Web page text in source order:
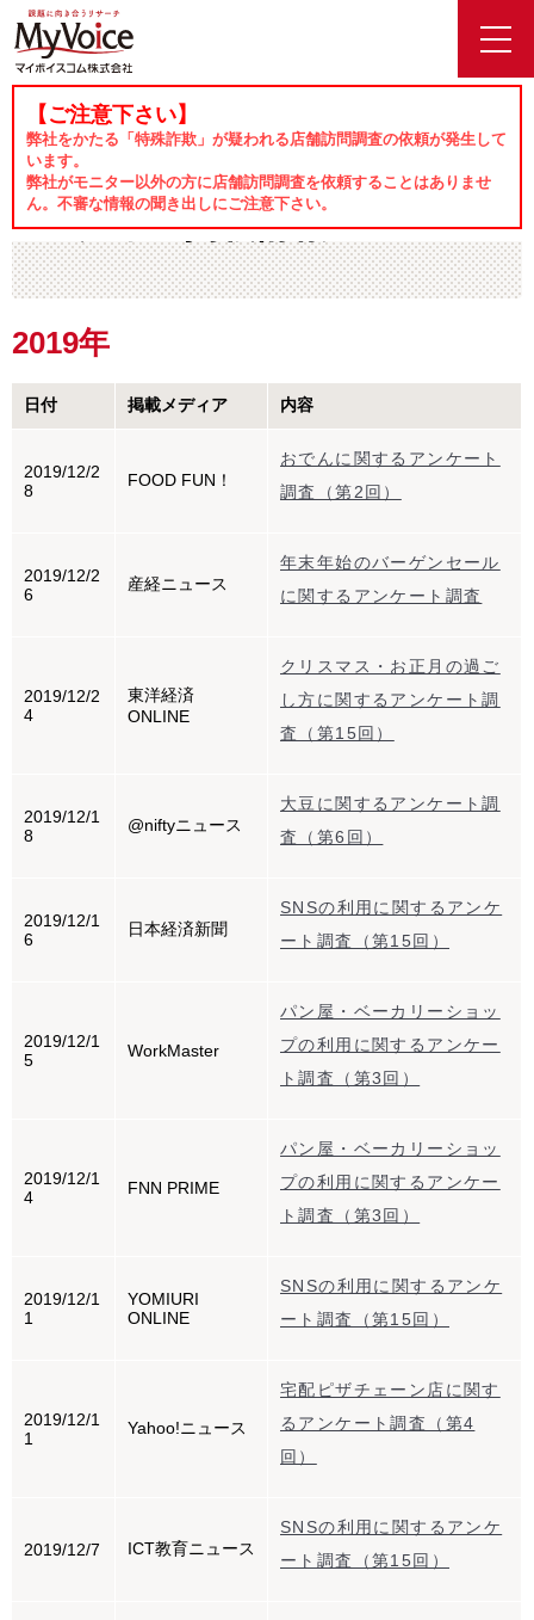
【ご注意下さい】
弊社をかたる「特殊詐欺」が疑われる店舗訪問調査の依頼が発生して
います。
弊社がモニター以外の方に店舗訪問調査を依頼することはありませ
ん。不審な情報の聞き出しにご注意下さい。
ホーム メディア掲載情報
メディア掲載情報
2019年
日付 掲載メディア 内容
2019/12/2
8
FOOD FUN！
おでんに関するアンケート
調査（第2回）
2019/12/2
6
産経ニュース
年末年始のバーゲンセール
に関するアンケート調査
2019/12/2
4
東洋経済
ONLINE
クリスマス・お正月の過ご
し方に関するアンケート調
査（第15回）
2019/12/1
8
@niftyニュース
大豆に関するアンケート調
査（第6回）
2019/12/1
6
日本経済新聞
SNSの利用に関するアンケ
ート調査（第15回）
2019/12/1
5
WorkMaster
パン屋・ベーカリーショッ
プの利用に関するアンケー
ト調査（第3回）
2019/12/1
4
FNN PRIME
パン屋・ベーカリーショッ
プの利用に関するアンケー
ト調査（第3回）
2019/12/1
1
YOMIURI
ONLINE
SNSの利用に関するアンケ
ート調査（第15回）
2019/12/1
1
Yahoo!ニュース
宅配ピザチェーン店に関す
るアンケート調査（第4
回）
2019/12/7 ICT教育ニュース
SNSの利用に関するアンケ
ート調査（第15回）